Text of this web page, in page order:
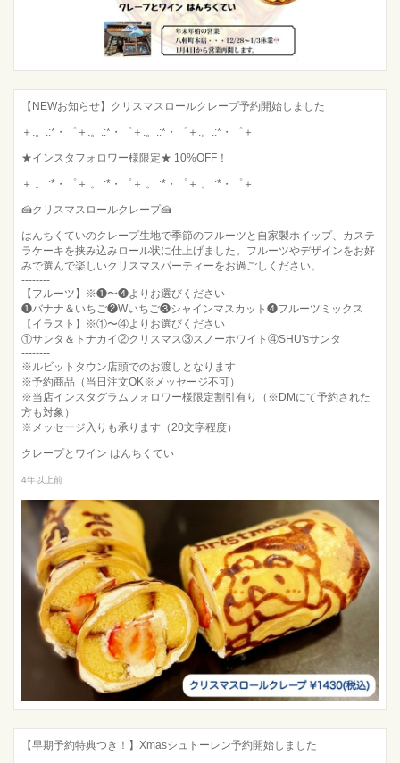
【NEWお知らせ】クリスマスロールクレープ予約開始しました
＋.。.:*・゜＋.。.:*・゜＋.。.:*・゜＋.。.:*・゜＋
★インスタフォロワー様限定★ 10%OFF！
＋.。.:*・゜＋.。.:*・゜＋.。.:*・゜＋.。.:*・゜＋
🍰クリスマスロールクレープ🍰
はんちくていのクレープ生地で季節のフルーツと自家製ホイップ、カステ
ラケーキを挟み込みロール状に仕上げました。フルーツやデザインをお好
みで選んで楽しいクリスマスパーティーをお過ごしください。
--------
【フルーツ】※❶〜❹よりお選びください
❶バナナ＆いちご❷Wいちご❸シャインマスカット❹フルーツミックス
【イラスト】※①〜④よりお選びください
①サンタ＆トナカイ②クリスマス③スノーホワイト④SHU'sサンタ
--------
※ルビットタウン店頭でのお渡しとなります
※予約商品（当日注文OK※メッセージ不可）
※当店インスタグラムフォロワー様限定割引有り（※DMにて予約された
方も対象）
※メッセージ入りも承ります（20文字程度）
クレープとワイン はんちくてい
4年以上前
【早期予約特典つき！】Xmasシュトーレン予約開始しました